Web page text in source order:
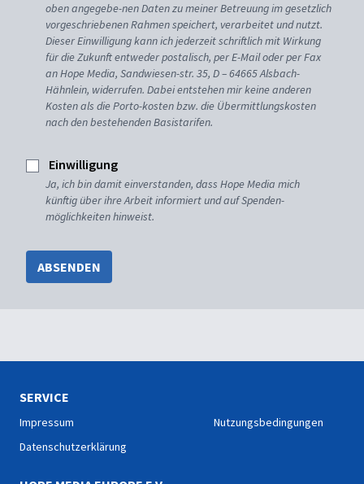
oben angegebe-nen Daten zu meiner Betreuung im gesetzlich
vorgeschriebenen Rahmen speichert, verarbeitet und nutzt.
Dieser Einwilligung kann ich jederzeit schriftlich mit Wirkung
für die Zukunft entweder postalisch, per E-Mail oder per Fax
an Hope Media, Sandwiesen-str. 35, D – 64665 Alsbach-
Hähnlein, widerrufen. Dabei entstehen mir keine anderen
Kosten als die Porto-kosten bzw. die Übermittlungskosten
nach den bestehenden Basistarifen.
Einwilligung
Ja, ich bin damit einverstanden, dass Hope Media mich
künftig über ihre Arbeit informiert und auf Spenden-
möglichkeiten hinweist.
ABSENDEN
SERVICE
Impressum
Datenschutzerklärung
Nutzungsbedingungen